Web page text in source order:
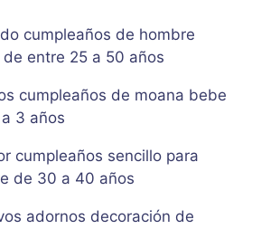
cumpleaños de hombre
entre 25 a 50 años
cumpleaños de moana bebe
3 años
cumpleaños sencillo para
de 30 a 40 años
adornos decoración de